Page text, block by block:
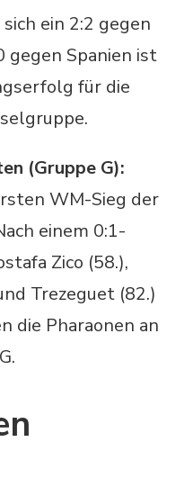
ein 2:2 gegen
gegen Spanien ist
für die
(Gruppe G):
WM-Sieg der
einem 0:1-
Zico (58.),
Trezeguet (82.)
die Pharaonen an